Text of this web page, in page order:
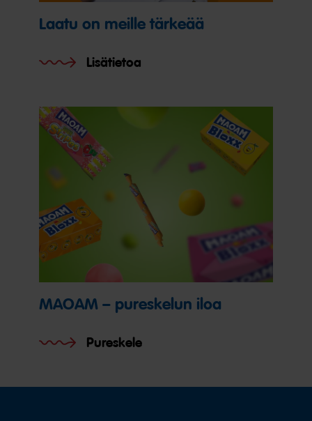
Laatu on meille tärkeää
Lisätietoa
MAOAM – pureskelun iloa
Pureskele